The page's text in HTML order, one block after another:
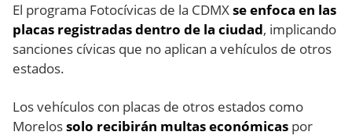
El programa Fotocívicas de la CDMXse enfoca en las
placas registradas dentro de la ciudad, implicando
sanciones cívicas que no aplican a vehículos de otros
estados.
Los vehículos con placas de otros estados como
Morelossolo recibirán multas económicas por